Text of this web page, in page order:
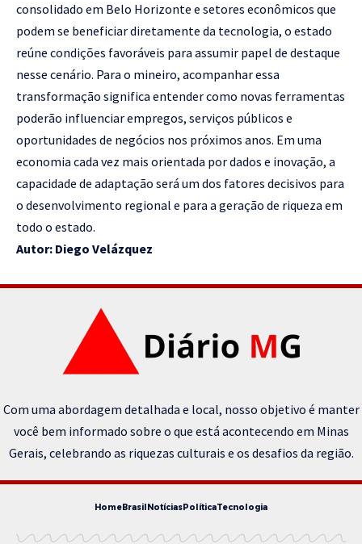
consolidado em Belo Horizonte e setores econômicos que
podem se beneficiar diretamente da tecnologia, o estado
reúne condições favoráveis para assumir papel de destaque
nesse cenário. Para o mineiro, acompanhar essa
transformação significa entender como novas ferramentas
poderão influenciar empregos, serviços públicos e
oportunidades de negócios nos próximos anos. Em uma
economia cada vez mais orientada por dados e inovação, a
capacidade de adaptação será um dos fatores decisivos para
o desenvolvimento regional e para a geração de riqueza em
todo o estado.
Autor: Diego Velázquez
Com uma abordagem detalhada e local, nosso objetivo é manter
você bem informado sobre o que está acontecendo em Minas
Gerais, celebrando as riquezas culturais e os desafios da região.
HomeBrasil NotíciasPolíticaTecnologia